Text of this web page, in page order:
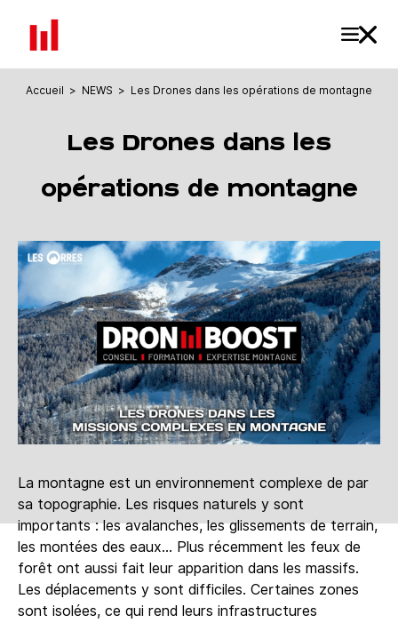
Accueil > NEWS > Les Drones dans les opérations de montagne
Les Drones dans les
opérations de montagne
La montagne est un environnement complexe de par
sa topographie. Les risques naturels y sont
importants : les avalanches, les glissements de terrain,
les montées des eaux… Plus récemment les feux de
forêt ont aussi fait leur apparition dans les massifs.
Les déplacements y sont difficiles. Certaines zones
sont isolées, ce qui rend leurs infrastructures